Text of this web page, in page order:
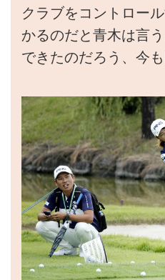
クラブをコントロー
かるのだと青木は言
できたのだろう、今